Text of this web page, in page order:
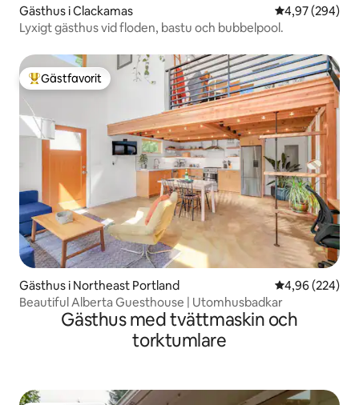
Gästhus i Clackamas 4,97 av 5 i
4,97 (294)
Lyxigt gästhus vid floden, bastu och bubbelpool.
Populär gästfavorit
Gästfavorit
Gästhus i Northeast Portland 4,96 av 5 i
4,96 (224)
Beautiful Alberta Guesthouse | Utomhusbadkar
Gästhus med tvättmaskin och
torktumlare